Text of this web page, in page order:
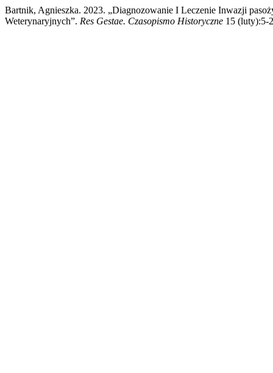
Bartnik, Agnieszka. 2023. „Diagnozowanie I Leczenie Inwazji
Weterynaryjnych”. Res Gestae. Czasopismo Historyczne 15 (luty):5-